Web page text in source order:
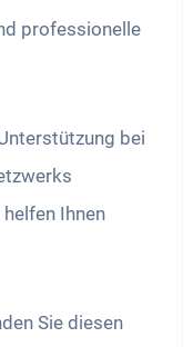
professionelle
bei
helfen Ihnen
Sie diesen